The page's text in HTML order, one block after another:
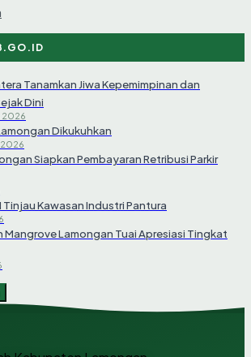
Tanamkan Jiwa Kepemimpinan dan
Dini
2026
Dikukuhkan
2026
Siapkan Pembayaran Retribusi Parkir
Tinjau Kawasan Industri Pantura
Mangrove Lamongan Tuai Apresiasi Tingkat